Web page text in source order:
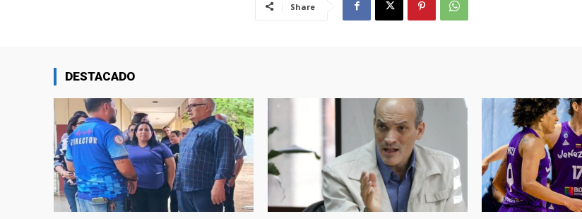
Share
DESTACADO